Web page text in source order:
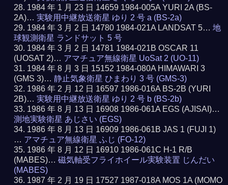
1984 年 1 月 23 日 14659 1984-005A YURI 2A (BS-
2A)…実験用中継放送衛星 ゆり 2 号 a (BS-2a)
1984 年 3 月 2 日 14780 1984-021A LANDSAT 5…地
球観測衛星 ランドサット 5 号
1984 年 3 月 2 日 14781 1984-021B OSCAR 11
(UOSAT 2)… アマチュア無線衛星 UoSat 2 (UO-11)
1984 年 8 月 3 日 15152 1984-080A HIMAWARI 3
(GMS 3)…静止気象衛星 ひまわり 3 号 (GMS-3)
1986 年 2 月 12 日 16597 1986-016A BS-2B (YURI
2B)…実験用中継放送衛星 ゆり 2 号 b (BS-2b)
1986 年 8 月 13 日 16908 1986-061A EGS (AJISAI)…
測地実験衛星 あじさい (EGS)
1986 年 8 月 13 日 16909 1986-061B JAS 1 (FUJI 1)
… アマチュア無線衛星 ふじ (FO-12)
1986 年 8 月 12 日 16910 1986-061C H-1 R/B
(MABES)…磁気軸受フライホイール実験装置 じんだい
(MABES)
1987 年 2 月 19 日 17527 1987-018A MOS 1A (MOMO